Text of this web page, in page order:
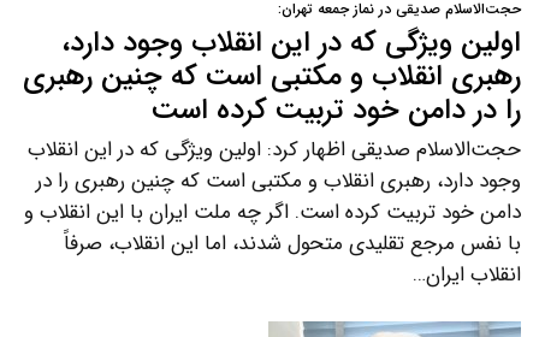
حجت‌الاسلام صدیقی در نماز جمعه تهران:
اولین ویژگی که در این انقلاب وجود دارد،
رهبری انقلاب و مکتبی است که چنین رهبری
را در دامن خود تربیت کرده است
حجت‌الاسلام صدیقی اظهار کرد: اولین ویژگی که در این انقلاب
وجود دارد، رهبری انقلاب و مکتبی است که چنین رهبری را در
دامن خود تربیت کرده است. اگر چه ملت ایران با این انقلاب و
با نفس مرجع تقلیدی متحول شدند، اما این انقلاب، صرفاً
انقلاب ایران…